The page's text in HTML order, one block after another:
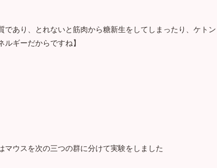
であり、とれないと筋肉から糖新生をしてしまったり、ケトン
ギーだからですね】
マウスを次の三つの群に分けて実験をしました